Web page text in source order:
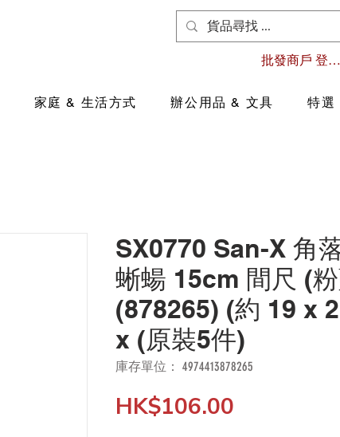
批發商
家庭 & 生活方式 辦公用品 & 文具 特選
SX0770 San-X 角
蜥蝪 15cm 間尺 (
(878265) (約 19 x
x (原裝5件)
庫存單位： 4974413878265
HK$106.00